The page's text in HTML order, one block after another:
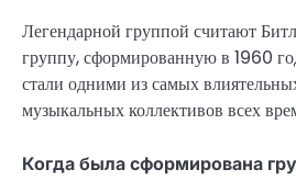
Легендарной группой считают
группу, сформированную в 1960
стали одними из самых
музыкальных коллективов всех
Когда была сформирована